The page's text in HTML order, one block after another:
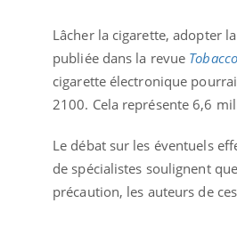
Lâcher la cigarette, adopter
publiée dans la revue
cigarette électronique
2100. Cela représente 6,6
Le débat sur les éventuels
de spécialistes soulignent
précaution, les auteurs de